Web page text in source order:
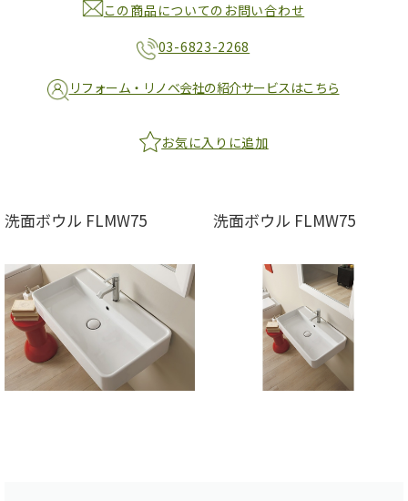
この商品についてのお問い合わせ
03-6823-2268
リフォーム・リノベ会社の紹介サービスはこちら
お気に入りに追加
洗面ボウル FLMW75 洗面ボウル FLMW75